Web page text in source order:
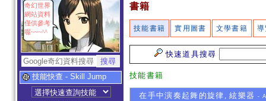
奇幻世界
網站資料
僅供參考
喔~~~^^
技能快查 - Skill Jump
書籍
技能書籍 實用圖書 文學書籍
快速道具搜尋
技能書籍
在手中演奏起舞的旋律, 絃樂器 -